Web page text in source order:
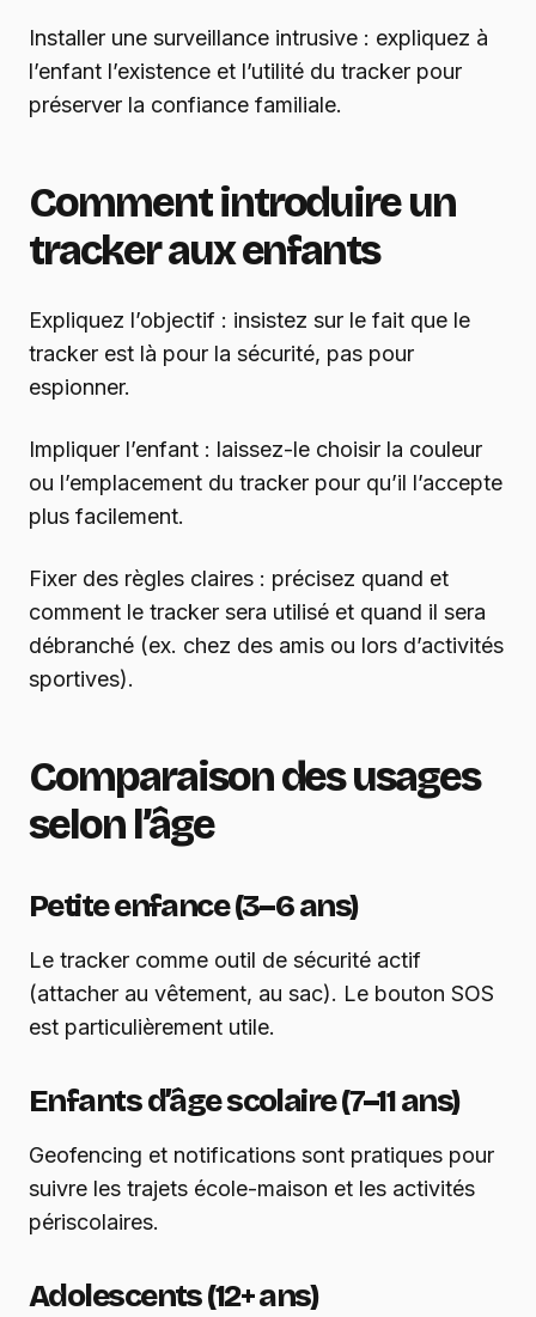
Installer une surveillance intrusive : expliquez à
l’enfant l’existence et l’utilité du tracker pour
préserver la confiance familiale.
Comment introduire un
tracker aux enfants
Expliquez l’objectif : insistez sur le fait que le
tracker est là pour la sécurité, pas pour
espionner.
Impliquer l’enfant : laissez-le choisir la couleur
ou l’emplacement du tracker pour qu’il l’accepte
plus facilement.
Fixer des règles claires : précisez quand et
comment le tracker sera utilisé et quand il sera
débranché (ex. chez des amis ou lors d’activités
sportives).
Comparaison des usages
selon l’âge
Petite enfance (3–6 ans)
Le tracker comme outil de sécurité actif
(attacher au vêtement, au sac). Le bouton SOS
est particulièrement utile.
Enfants d’âge scolaire (7–11 ans)
Geofencing et notifications sont pratiques pour
suivre les trajets école-maison et les activités
périscolaires.
Adolescents (12+ ans)